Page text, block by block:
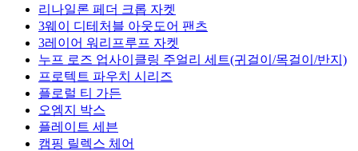
리나일론 페더 크롭 자켓
3웨이 디테처블 아웃도어 팬츠
3레이어 워리프루프 자켓
누프 로즈 업사이클링 주얼리 세트(귀걸이/목걸이/반지)
프로텍트 파우치 시리즈
플로럴 티 가든
오엠지 박스
플레이트 세븐
캠핑 릴렉스 체어